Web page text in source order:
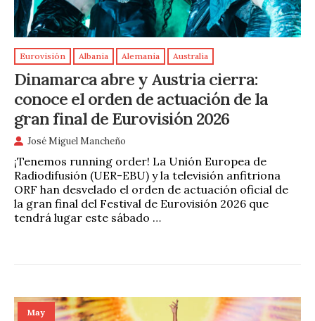
Eurovisión Albania Alemania Australia
Dinamarca abre y Austria cierra:
conoce el orden de actuación de la
gran final de Eurovisión 2026
José Miguel Mancheño
¡Tenemos running order! La Unión Europea de
Radiodifusión (UER-EBU) y la televisión anfitriona
ORF han desvelado el orden de actuación oficial de
la gran final del Festival de Eurovisión 2026 que
tendrá lugar este sábado …
May